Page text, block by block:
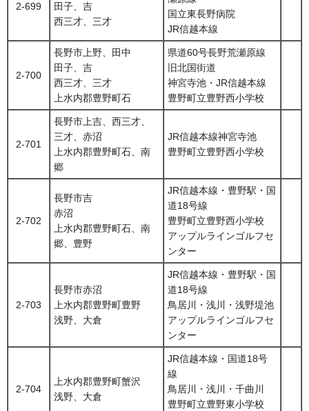
2-699
田子、吉
西三才、三才
国立東長野病院
JR信越本線
2-700
長野市上野、田中
田子、吉
西三才、三才
上水内郡豊野町石
県道60号長野荒瀬原線
旧北国街道
神宮寺池・JR信越本線
豊野町立豊野西小学校
2-701
長野市上吉、西三才、
三才、赤沼
上水内郡豊野町石、南
郷
JR信越本線神宮寺池
豊野町立豊野西小学校
2-702
長野市吉
赤沼
上水内郡豊野町石、南
郷、豊野
JR信越本線・豊野駅・国
道18号線
豊野町立豊野西小学校
アップルラインゴルフセ
ンター
2-703
長野市赤沼
上水内郡豊野町豊野
浅野、大倉
JR信越本線・豊野駅・国
道18号線
鳥居川・浅川・浅野堤池
アップルラインゴルフセ
ンター
2-704
上水内郡豊野町蟹沢
浅野、大倉
JR信越本線・国道18号
線
鳥居川・浅川・千曲川
豊野町立豊野東小学校